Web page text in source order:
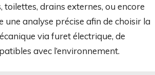
drains externes, ou encore
une analyse précise afin de choisir la
via furet électrique, de
avec l’environnement.